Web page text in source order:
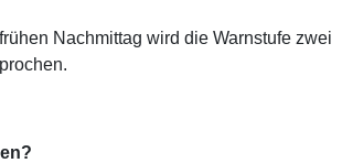
Nachmittag wird die Warnstufe zwei